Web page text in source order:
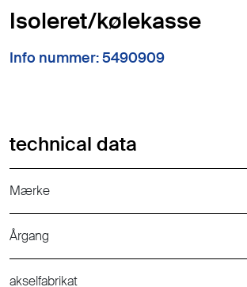
Isoleret/kølekasse
Info nummer: 5490909
technical data
Mærke
Årgang
akselfabrikat